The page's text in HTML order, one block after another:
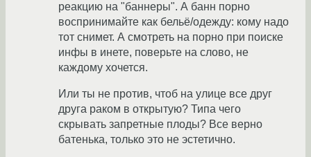
реакцию на "баннеры". А банн порно
воспринимайте как бельё/одежду: кому надо
тот снимет. А смотреть на порно при поиске
инфы в инете, поверьте на слово, не
каждому хочется.
Или ты не против, чтоб на улице все друг
друга раком в открытую? Типа чего
скрывать запретные плоды? Все верно
батенька, только это не эстетично.